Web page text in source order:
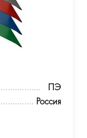
ПЭ
Россия